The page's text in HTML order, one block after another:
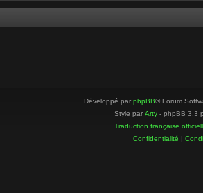
Développé par phpBB® Forum
Style par Arty - phpBB 3.3
Traduction française
Confidentialité |